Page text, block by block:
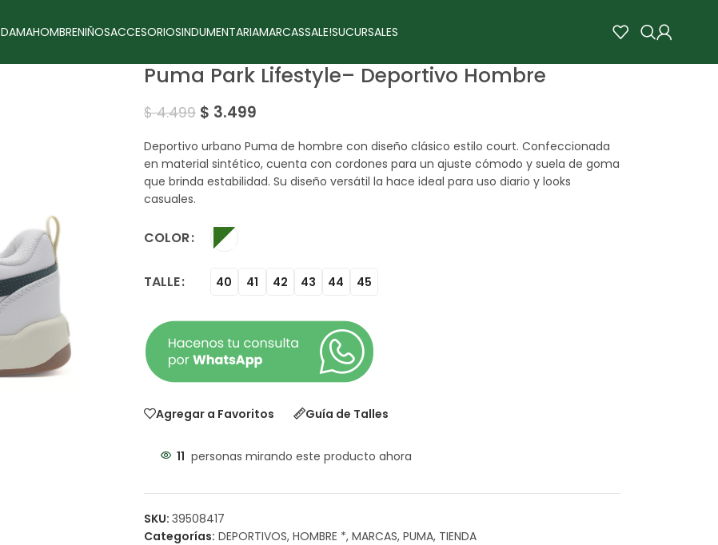
DAMAHOMBRENIÑOSACCESORIOSINDUMENTARIAMARCASSALE!SUCURSALES
Puma Park Lifestyle– Deportivo Hombre
$4.499 $ 3.499
Deportivo urbano Puma de hombre con diseño clásico estilo court. Confeccionada
en material sintético, cuenta con cordones para un ajuste cómodo y suela de goma
que brinda estabilidad. Su diseño versátil la hace ideal para uso diario y looks
casuales.
COLOR
TALLE 40 41 42 43 44 45
Agregar a Favoritos Guía de Talles
11 personas mirando este producto ahora
SKU: 39508417
Categorías: DEPORTIVOS, HOMBRE *, MARCAS, PUMA, TIENDA